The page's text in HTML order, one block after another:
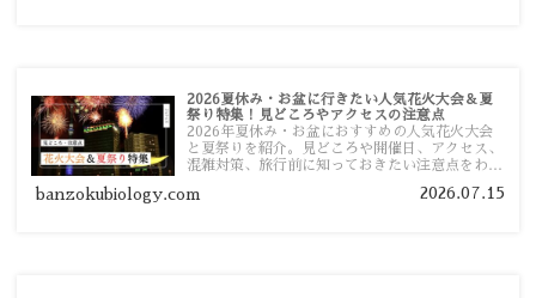
2026夏休み・お盆に行きたい人気花火大会＆夏
祭り特集！見どころやアクセスの注意点
2026年夏休み・お盆におすすめの人気花火大会
と夏祭りを紹介。見どころや開催日、アクセス、
混雑対策、旅行前に知っておきたい注意点をわか
banzokubiology.com 2026.07.15